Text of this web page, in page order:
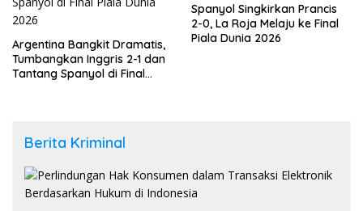
Argentina Bangkit Dramatis,
Tumbangkan Inggris 2-1 dan
Tantang Spanyol di Final
Spanyol Singkirkan Prancis
2-0, La Roja Melaju ke Final
Piala Dunia 2026
Berita Kriminal